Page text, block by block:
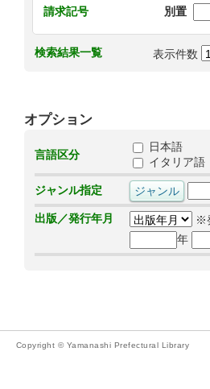
請求記号
別置
検索結果一覧 表示件数
オプション
言語区分
日本語
イタリア語
ジャンル指定
出版／発行年月
※
年
Copyright © Yamanashi Prefectural Library